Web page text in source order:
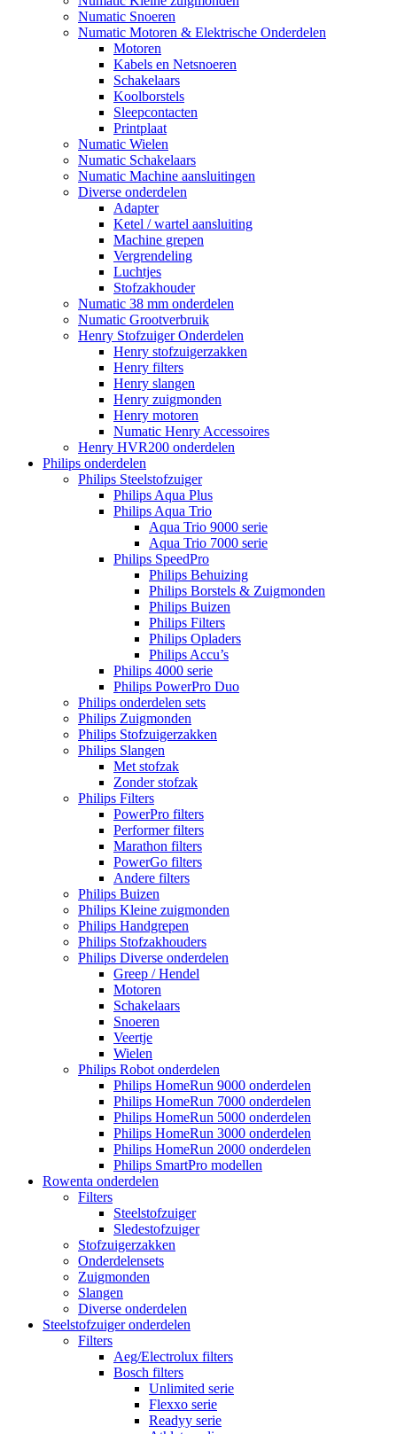
Numatic Snoeren
Numatic Motoren & Elektrische Onderdelen
Motoren
Kabels en Netsnoeren
Schakelaars
Koolborstels
Sleepcontacten
Printplaat
Numatic Wielen
Numatic Schakelaars
Numatic Machine aansluitingen
Diverse onderdelen
Adapter
Ketel / wartel aansluiting
Machine grepen
Vergrendeling
Luchtjes
Stofzakhouder
Numatic 38 mm onderdelen
Numatic Grootverbruik
Henry Stofzuiger Onderdelen
Henry stofzuigerzakken
Henry filters
Henry slangen
Henry zuigmonden
Henry motoren
Numatic Henry Accessoires
Henry HVR200 onderdelen
Philips onderdelen
Philips Steelstofzuiger
Philips Aqua Plus
Philips Aqua Trio
Aqua Trio 9000 serie
Aqua Trio 7000 serie
Philips SpeedPro
Philips Behuizing
Philips Borstels & Zuigmonden
Philips Buizen
Philips Filters
Philips Opladers
Philips Accu’s
Philips 4000 serie
Philips PowerPro Duo
Philips onderdelen sets
Philips Zuigmonden
Philips Stofzuigerzakken
Philips Slangen
Met stofzak
Zonder stofzak
Philips Filters
PowerPro filters
Performer filters
Marathon filters
PowerGo filters
Andere filters
Philips Buizen
Philips Kleine zuigmonden
Philips Handgrepen
Philips Stofzakhouders
Philips Diverse onderdelen
Greep / Hendel
Motoren
Schakelaars
Snoeren
Veertje
Wielen
Philips Robot onderdelen
Philips HomeRun 9000 onderdelen
Philips HomeRun 7000 onderdelen
Philips HomeRun 5000 onderdelen
Philips HomeRun 3000 onderdelen
Philips HomeRun 2000 onderdelen
Philips SmartPro modellen
Rowenta onderdelen
Filters
Steelstofzuiger
Sledestofzuiger
Stofzuigerzakken
Onderdelensets
Zuigmonden
Slangen
Diverse onderdelen
Steelstofzuiger onderdelen
Filters
Aeg/Electrolux filters
Bosch filters
Unlimited serie
Flexxo serie
Readyy serie